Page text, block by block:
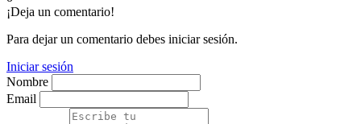
¡Deja un comentario!
Para dejar un comentario debes iniciar sesión.
Iniciar sesión
Nombre
Email